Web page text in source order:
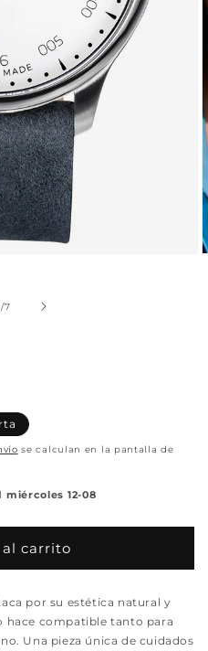
/de
7
se calculan en la pantalla de
miércoles 12-08
carrito
por su estética natural y
hace compatible tanto para
Una pieza única de cuidados